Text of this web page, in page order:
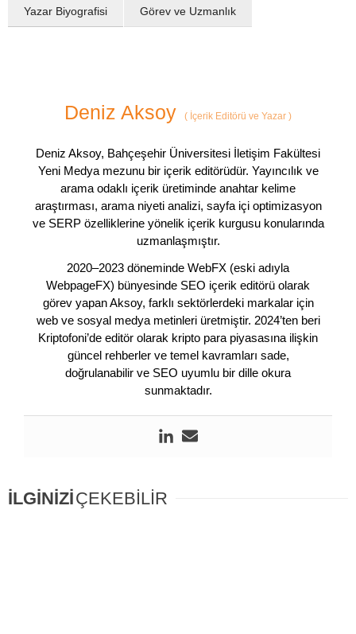
Yazar Biyografisi Görev ve Uzmanlık
Deniz Aksoy ( İçerik Editörü ve Yazar )
Deniz Aksoy, Bahçeşehir Üniversitesi İletişim Fakültesi
Yeni Medya mezunu bir içerik editörüdür. Yayıncılık ve
arama odaklı içerik üretiminde anahtar kelime
araştırması, arama niyeti analizi, sayfa içi optimizasyon
ve SERP özelliklerine yönelik içerik kurgusu konularında
uzmanlaşmıştır.
2020–2023 döneminde WebFX (eski adıyla
WebpageFX) bünyesinde SEO içerik editörü olarak
görev yapan Aksoy, farklı sektörlerdeki markalar için
web ve sosyal medya metinleri üretmiştir. 2024’ten beri
Kriptofoni’de editör olarak kripto para piyasasına ilişkin
güncel rehberler ve temel kavramları sade,
doğrulanabilir ve SEO uyumlu bir dille okura
sunmaktadır.
İLGİNİZİÇEKEBİLİR